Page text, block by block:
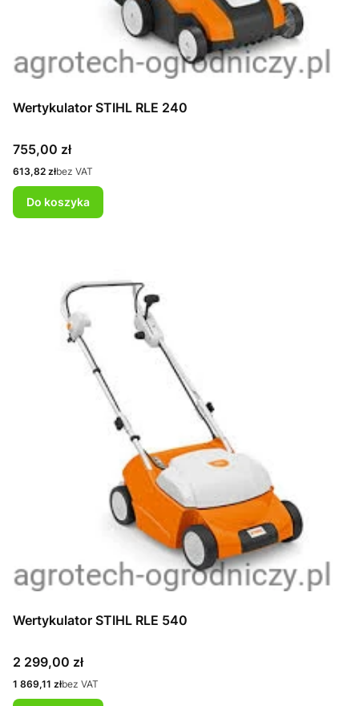
Wertykulator STIHL RLE 240
Cena
755,00 zł
Cena
613,82 złbez VAT
Do koszyka
Wertykulator STIHL RLE 540
Cena
2 299,00 zł
Cena
1 869,11 złbez VAT